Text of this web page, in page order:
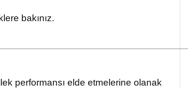
bakınız.
performansı elde etmelerine olanak